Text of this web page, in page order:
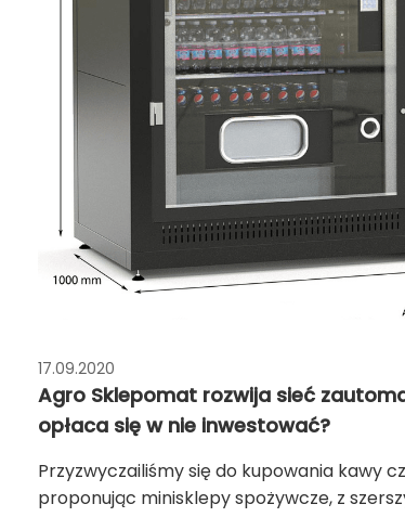
17.09.2020
Agro Sklepomat rozwija sieć
opłaca się w nie inwestować?
Przyzwyczailiśmy się do kupowania kawy
proponując minisklepy spożywcze, z